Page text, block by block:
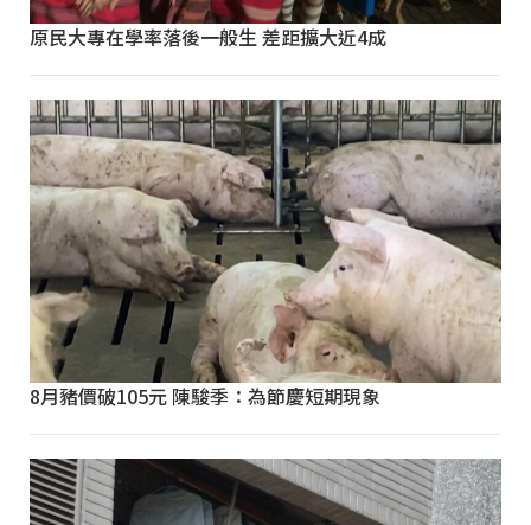
原民大專在學率落後一般生 差距擴大近4成
8月豬價破105元 陳駿季：為節慶短期現象